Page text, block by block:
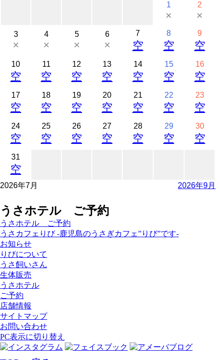
1
×
2
×
3
×
4
×
5
×
6
×
7
空
8
空
9
空
10
空
11
空
12
空
13
空
14
空
15
空
16
空
17
空
18
空
19
空
20
空
21
空
22
空
23
空
24
空
25
空
26
空
27
空
28
空
29
空
30
空
31
空
2026年7月 2026年9月
うさホテル ご予約
うさホテル ご予約
うさカフェりび -鹿児島のうさぎカフェ”りび”です-
お知らせ
りびについて
うさ飼いさん
生体販売
うさホテル
ご予約
店舗情報
サイトマップ
お問い合わせ
PC表示に切り替え